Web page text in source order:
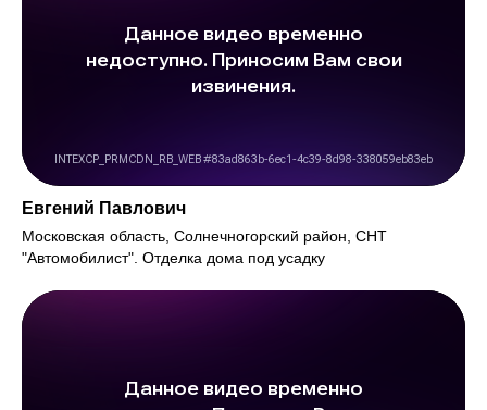
Евгений Павлович
Московская область, Солнечногорский район, СНТ
"Автомобилист". Отделка дома под усадку